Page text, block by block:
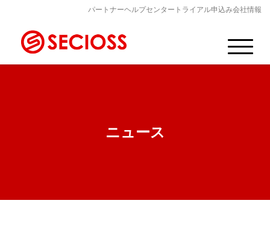
パートナーヘルプセンター トライアル申込み会社情報
ニュース